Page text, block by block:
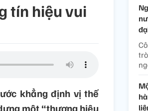
tín hiệu vui
khẳng định vị thế
một “thương hiệu